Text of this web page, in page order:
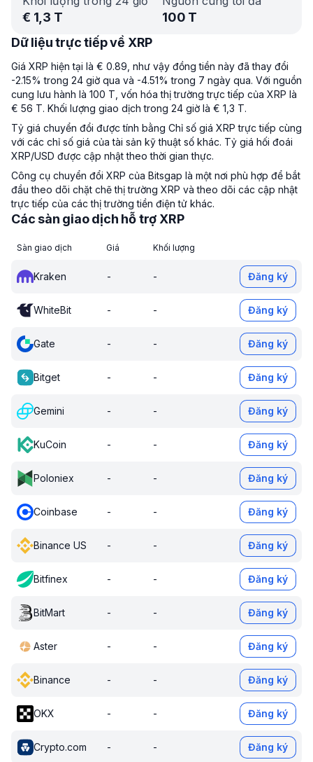
€ 1,3 T
100 T
Dữ liệu trực tiếp về XRP
Giá XRP hiện tại là € 0.89, như vậy đồng tiền này đã thay đổi
-2.15% trong 24 giờ qua và -4.51% trong 7 ngày qua. Với nguồn
cung lưu hành là 100 T, vốn hóa thị trường trực tiếp của XRP là
€ 56 T. Khối lượng giao dịch trong 24 giờ là € 1,3 T.
Tỷ giá chuyển đổi được tính bằng Chỉ số giá XRP trực tiếp cùng
với các chỉ số giá của tài sản kỹ thuật số khác. Tỷ giá hối đoái
XRP/USD được cập nhật theo thời gian thực.
Công cụ chuyển đổi XRP của Bitsgap là một nơi phù hợp để bắt
đầu theo dõi chặt chẽ thị trường XRP và theo dõi các cập nhật
trực tiếp của các thị trường tiền điện tử khác.
Các sàn giao dịch hỗ trợ XRP
Sàn giao dịch Giá Khối lượng
Kraken - - Đăng ký
WhiteBit - - Đăng ký
Gate - - Đăng ký
Bitget - - Đăng ký
Gemini - - Đăng ký
KuCoin - - Đăng ký
Poloniex - - Đăng ký
Coinbase - - Đăng ký
Binance US - - Đăng ký
Bitfinex - - Đăng ký
BitMart - - Đăng ký
Aster - - Đăng ký
Binance - - Đăng ký
OKX - - Đăng ký
Crypto.com - - Đăng ký